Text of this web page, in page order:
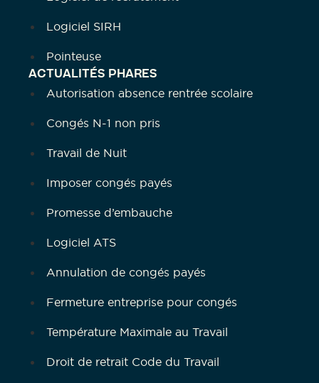
Logiciel SIRH
Pointeuse
ACTUALITÉS PHARES
Autorisation absence rentrée scolaire
Congés N-1 non pris
Travail de Nuit
Imposer congés payés
Promesse d’embauche
Logiciel ATS
Annulation de congés payés
Fermeture entreprise pour congés
Température Maximale au Travail
Droit de retrait Code du Travail